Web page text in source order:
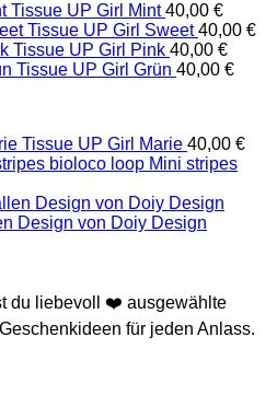
Tissue UP Girl Mint 40,00 €
Tissue UP Girl Sweet 40,00 €
Tissue UP Girl Pink 40,00 €
Tissue UP Girl Grün 40,00 €
Tissue UP Girl Marie 40,00 €
bioloco loop Mini stripes
Design von Doiy Design
du liebevoll ❤️ ausgewählte
für jeden Anlass.